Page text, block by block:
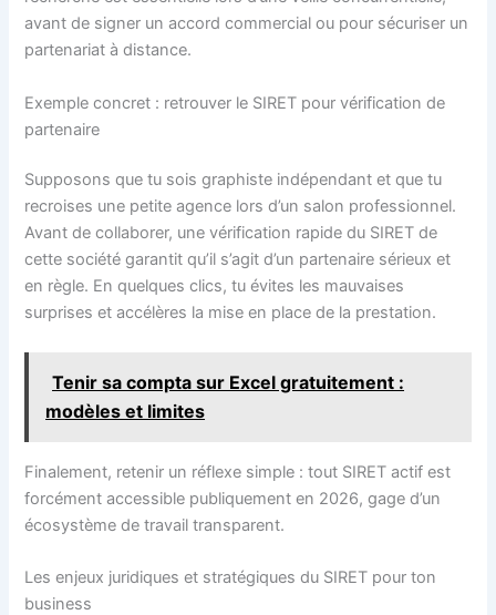
avant de signer un accord commercial ou pour sécuriser un
partenariat à distance.
Exemple concret : retrouver le SIRET pour vérification de
partenaire
Supposons que tu sois graphiste indépendant et que tu
recroises une petite agence lors d’un salon professionnel.
Avant de collaborer, une vérification rapide du SIRET de
cette société garantit qu’il s’agit d’un partenaire sérieux et
en règle. En quelques clics, tu évites les mauvaises
surprises et accélères la mise en place de la prestation.
Tenir sa compta sur Excel gratuitement :
modèles et limites
Finalement, retenir un réflexe simple : tout SIRET actif est
forcément accessible publiquement en 2026, gage d’un
écosystème de travail transparent.
Les enjeux juridiques et stratégiques du SIRET pour ton
business